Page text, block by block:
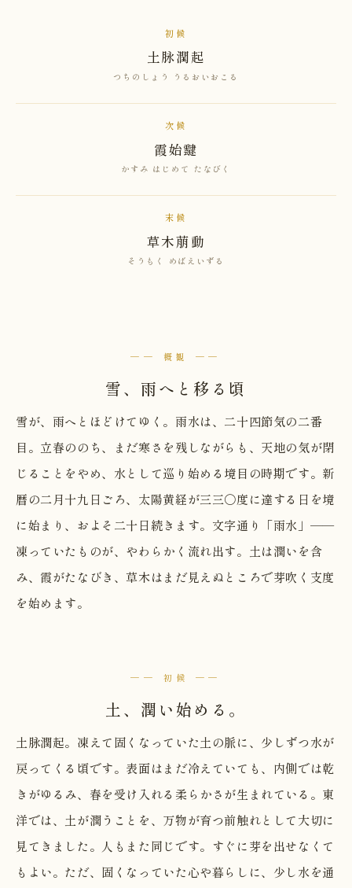
初候
土脉潤起
つちのしょう うるおいおこる
次候
霞始靆
かすみ はじめて たなびく
末候
草木萠動
そうもく めばえいずる
── 概観 ──
雪、雨へと移る頃
雪が、雨へとほどけてゆく。雨水は、二十四節気の二番
目。立春ののち、まだ寒さを残しながらも、天地の気が閉
じることをやめ、水として巡り始める境目の時期です。新
暦の二月十九日ごろ、太陽黄経が三三〇度に達する日を境
に始まり、およそ二十日続きます。文字通り「雨水」──
凍っていたものが、やわらかく流れ出す。土は潤いを含
み、霞がたなびき、草木はまだ見えぬところで芽吹く支度
を始めます。
── 初候 ──
土、潤い始める。
土脉潤起。凍えて固くなっていた土の脈に、少しずつ水が
戻ってくる頃です。表面はまだ冷えていても、内側では乾
きがゆるみ、春を受け入れる柔らかさが生まれている。東
洋では、土が潤うことを、万物が育つ前触れとして大切に
見てきました。人もまた同じです。すぐに芽を出せなくて
もよい。ただ、固くなっていた心や暮らしに、少し水を通